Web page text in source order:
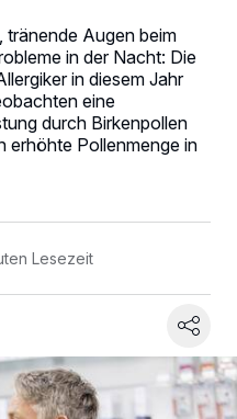
tränende Augen beim
in der Nacht: Die
in diesem Jahr
eine
durch Birkenpollen
erhöhte Pollenmenge in
Lesezeit
und greifen auf
oder eindeutige
Auswahl von OK aktivieren Sie
und unsere Partner